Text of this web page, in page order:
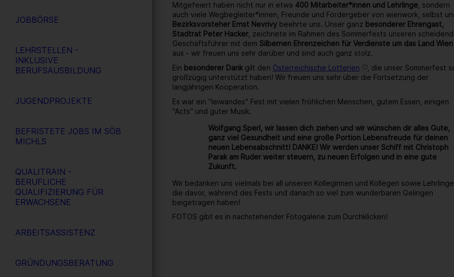
JOBBÖRSE
LEHRSTELLEN -
INKLUSIVE
BERUFSAUSBILDUNG
JUGENDPROJEKTE
BEFRISTETE JOBS IM SÖB
MICHLS
QUALITRAIN -
BERUFLICHE
QUALIFIZIERUNG FÜR
ERWACHSENE
ARBEITSASSISTENZ
GRÜNDUNGSBERATUNG
Mitgefeiert haben nicht nur in etwa 400 Mitarbeiter*innen und Lehrlinge , sondern
auch viele Wegbegleiter*innen, Freunde und Fördergeber von wienwork, selbst
Bezirksvorsteher Ernst Nevrivy beehrte uns. Unser ganz besonderer Ehrengast,
Stadtrat Peter Hacker , zeichnete im Rahmen des Sommerfests unseren
Geschäftsführer mit dem Silbernen Ehrenzeichen für Verdienste um das Land Wien
aus - wir freuen uns sehr darüber und sind auch ganz stolz.
Ein besonderer Dank gilt den Österreichische Lotterien
, die unser Sommerfest
großzügig unterstützt haben! Wir freuen uns sehr über die Fortsetzung der
langjährigen Kooperation.
Es war ein "leiwandes" Fest mit vielen fröhlichen Menschen, gutem Essen, einigen
"Acts" und guter Musik.
Wolfgang Sperl, wir lassen dich ziehen und wir wünschen dir alles Gute,
ganz viel Gesundheit und eine große Portion Lebensfreude für deinen
neuen Lebensabschnitt! DANKE! Wir werden unser Schiff mit Christoph
Parak am Ruder weiter steuern, zu neuen Erfolgen und in eine gute
Zukunft.
Wir bedanken uns vielmals bei all unseren Kolleginnen und Kollegen sowie
die davor, während des Fests und danach so viel zum wunderbaren Gelingen
beigetragen haben!
FOTOS gibt es in nachstehender Fotogalerie zum Durchklicken!